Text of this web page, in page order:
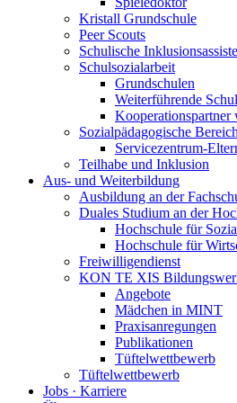
Kristall Grundschule
Peer Scouts
Schulische
Schulsozialarbeit
Grundschulen
Weiterführende
Kooperationspartner
Sozialpädagogische
Servicezentrum-
Teilhabe und Inklusion
Aus- und Weiterbildung
Ausbildung an der
Duales Studium an der
Hochschule für
Hochschule für
Freiwilligendienst
KON TE XIS
Angebote
Mädchen in MINT
Praxisanregungen
Publikationen
Tüftelwettbewerb
Tüftelwettbewerb
Jobs · Karriere